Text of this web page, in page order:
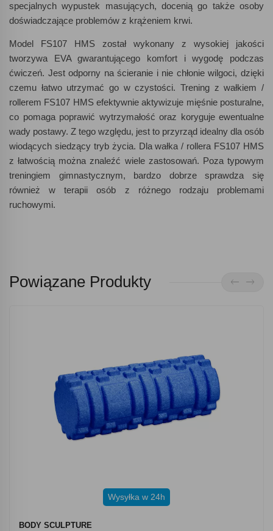
specjalnych wypustek masujących, docenią go także osoby
doświadczające problemów z krążeniem krwi.
Model FS107 HMS został wykonany z wysokiej jakości
tworzywa EVA gwarantującego komfort i wygodę podczas
ćwiczeń. Jest odporny na ścieranie i nie chłonie wilgoci, dzięki
czemu łatwo utrzymać go w czystości. Trening z wałkiem /
rollerem FS107 HMS efektywnie aktywizuje mięśnie posturalne,
co pomaga poprawić wytrzymałość oraz koryguje ewentualne
wady postawy. Z tego względu, jest to przyrząd idealny dla osób
wiodących siedzący tryb życia. Dla wałka / rollera FS107 HMS
z łatwością można znaleźć wiele zastosowań. Poza typowym
treningiem gimnastycznym, bardzo dobrze sprawdza się
również w terapii osób z różnego rodzaju problemami
ruchowymi.
Powiązane Produkty
Wysyłka w 24h
BODY SCULPTURE